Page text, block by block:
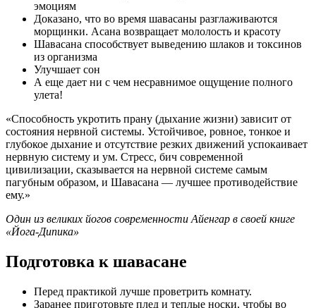
эмоциям
Доказано, что во время шавасаны разглаживаются
морщинки. Асана возвращает мололость и красоту
Шавасана способствует выведению шлаков и токсинов
из организма
Улучшает сон
А еще дает ни с чем несравнимое ощущение полного
улета!
«Способность укротить прану (дыхание жизни) зависит от
состояния нервной системы. Устойчивое, ровное, тонкое и
глубокое дыхание и отсутствие резких движений успокаивает
нервную систему и ум. Стресс, бич современной
цивилизации, сказывается на нервной системе самым
пагубным образом, и Шавасана — лучшее противодействие
ему.»
Один из великих йогов современности Айенгар в своей книге
«Йога-Дипика»
Подготовка к шавасане
Перед практикой лучше проветрить комнату.
Заранее приготовьте плед и теплые носки, чтобы во